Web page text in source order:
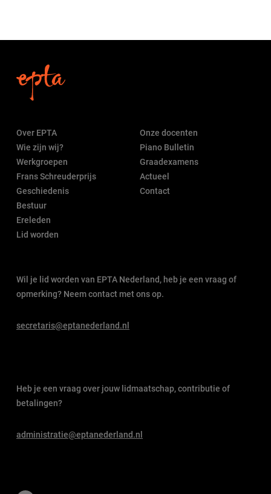
Over EPTA
Wie zijn wij?
Werkgroepen
Frans Schreuderprijs
Geschiedenis
Bestuur
Ereleden
Lid worden
Onze docenten
Piano Bulletin
Graadexamens
Actueel
Contact
Wil je lid worden van EPTA Nederland, heb je een vraag of
opmerking? Neem contact met ons op.
secretaris@eptanederland.nl
Heb je een vraag over jouw lidmaatschap, contributie of
betalingen?
administratie@eptanederland.nl